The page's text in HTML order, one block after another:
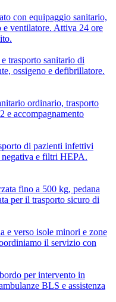
con equipaggio sanitario,
ventilatore. Attiva 24 ore
trasporto sanitario di
ossigeno e defibrillatore.
ordinario, trasporto
e accompagnamento
di pazienti infettivi
e filtri HEPA.
fino a 500 kg, pedana
per il trasporto sicuro di
e verso isole minori e zone
il servizio con
per intervento in
BLS e assistenza